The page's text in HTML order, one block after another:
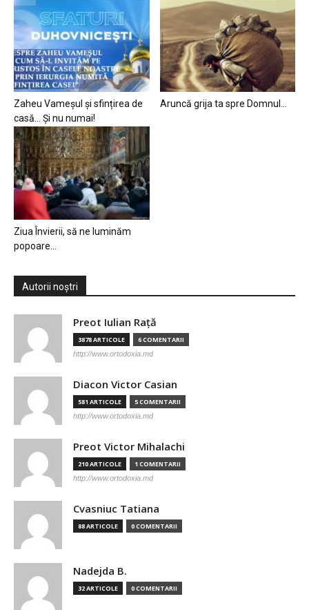
Zaheu Vameșul și sfințirea de
casă… Și nu numai!
Aruncă grija ta spre Domnul…
Ziua Învierii, să ne luminăm
popoare…
Autorii noștri
Preot Iulian Raţă
3878 ARTICOLE 6 COMENTARII
http://www.ortodoxia.md
Diacon Victor Casian
581 ARTICOLE 5 COMENTARII
http://www.ortodoxia.md
Preot Victor Mihalachi
210 ARTICOLE 1 COMENTARII
http://www.ortodoxia.md
Cvasniuc Tatiana
88 ARTICOLE 0 COMENTARII
Nadejda B.
32 ARTICOLE 0 COMENTARII